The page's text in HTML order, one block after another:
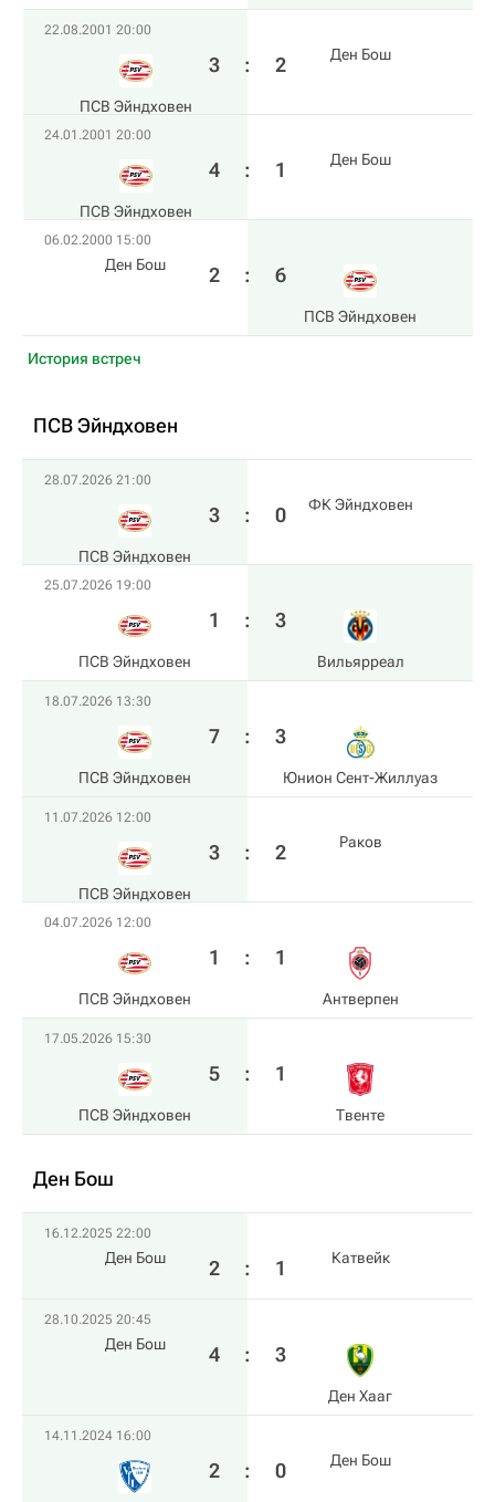
22.08.2001 20:00
ПСВ Эйндховен
3 : 2 Ден Бош
24.01.2001 20:00
ПСВ Эйндховен
4 : 1 Ден Бош
06.02.2000 15:00
Ден Бош 2 : 6
ПСВ Эйндховен
История встреч
ПСВ Эйндховен
28.07.2026 21:00
ПСВ Эйндховен
3 : 0 ФК Эйндховен
25.07.2026 19:00
ПСВ Эйндховен
1 : 3
Вильярреал
18.07.2026 13:30
ПСВ Эйндховен
7 : 3
Юнион Сент-Жиллуаз
11.07.2026 12:00
ПСВ Эйндховен
3 : 2 Раков
04.07.2026 12:00
ПСВ Эйндховен
1 : 1
Антверпен
17.05.2026 15:30
ПСВ Эйндховен
5 : 1
Твенте
Ден Бош
16.12.2025 22:00
Ден Бош 2 : 1 Катвейк
28.10.2025 20:45
Ден Бош 4 : 3
Ден Хааг
14.11.2024 16:00
2 : 0 Ден Бош